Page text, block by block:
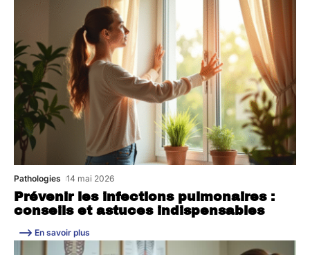
Prévenir les infections pulmonaires :
conseils et astuces indispensables
Pathologies 14 mai 2026
En savoir plus